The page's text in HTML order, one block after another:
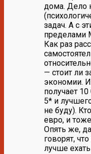
дома. Дело
задач. А с
пределами
Как раз
— стоит ли
экономии.
получает
5* и
не буду).
евро, и
Опять же,
говорят,
лучше